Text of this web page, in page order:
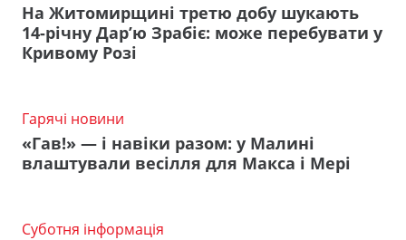
На Житомирщині третю добу шукають
14-річну Дар’ю Зрабіє: може перебувати у
Кривому Розі
Гарячі новини
«Гав!» — і навіки разом: у Малині
влаштували весілля для Макса і Мері
Суботня інформація